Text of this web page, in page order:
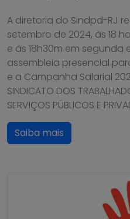
A diretoria do Sindpd-RJ
setembro de 2024, às 18
e às 18h30m em segunda
assembleia presencial
e a Campanha Salarial
SINDICATO DOS
SERVIÇOS PÚBLICOS E
Saiba mais